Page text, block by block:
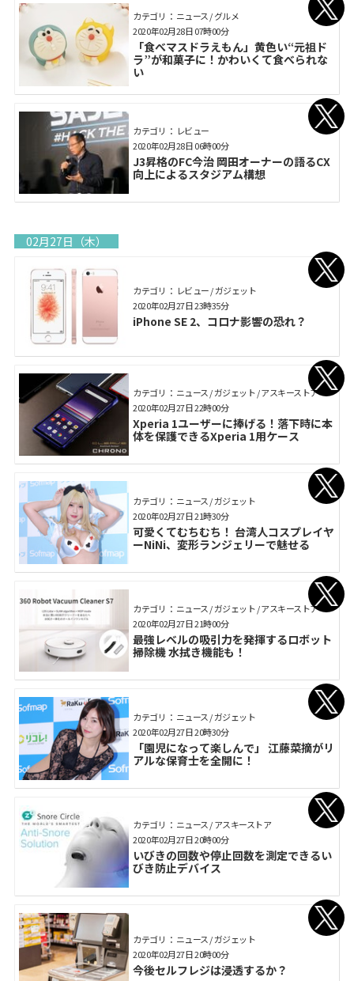
カテゴリ： ニュース / グルメ
「食べマスドラえもん」黄色い“元祖ド
ラ”が和菓子に！かわいくて食べられな
い
2020年02月28日 07時00分
カテゴリ： レビュー
J3昇格のFC今治 岡田オーナーの語るCX
向上によるスタジアム構想
2020年02月28日 06時00分
02月27日（木）
カテゴリ： レビュー / ガジェット
iPhone SE 2、コロナ影響の恐れ？
2020年02月27日 23時35分
カテゴリ： ニュース / ガジェット / アスキーストア
Xperia 1ユーザーに捧げる！落下時に本
体を保護できるXperia 1用ケース
2020年02月27日 22時00分
カテゴリ： ニュース / ガジェット
可愛くてむちむち！ 台湾人コスプレイヤ
ーNiNi、変形ランジェリーで魅せる
2020年02月27日 21時30分
カテゴリ： ニュース / ガジェット / アスキーストア
最強レベルの吸引力を発揮するロボット
掃除機 水拭き機能も！
2020年02月27日 21時00分
カテゴリ： ニュース / ガジェット
「園児になって楽しんで」 江藤菜摘がリ
アルな保育士を全開に！
2020年02月27日 20時30分
カテゴリ： ニュース / アスキーストア
いびきの回数や停止回数を測定できるい
びき防止デバイス
2020年02月27日 20時00分
カテゴリ： ニュース / ガジェット
今後セルフレジは浸透するか？
2020年02月27日 20時00分